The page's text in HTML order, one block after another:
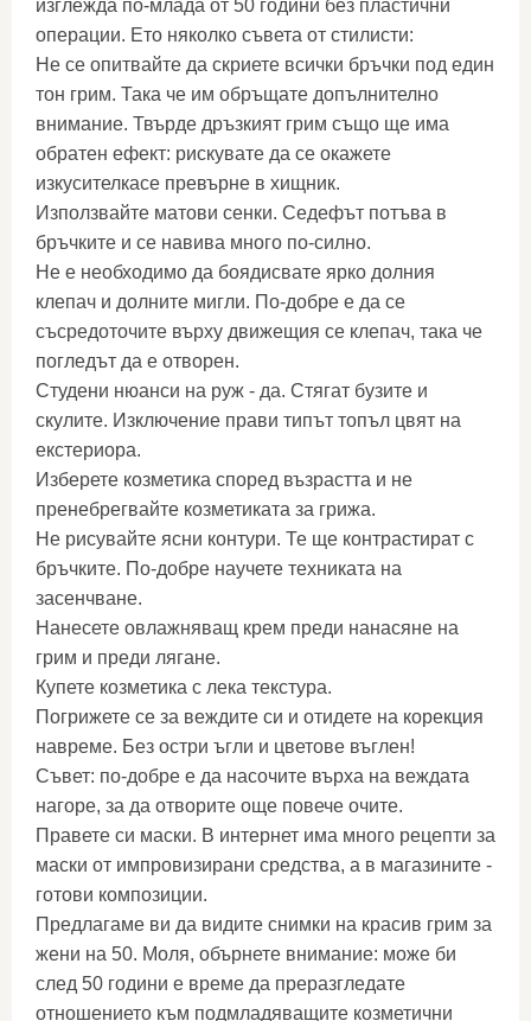
изглежда по-млада от 50 години без пластични
операции. Ето няколко съвета от стилисти:
Не се опитвайте да скриете всички бръчки под един
тон грим. Така че им обръщате допълнително
внимание. Твърде дръзкият грим също ще има
обратен ефект: рискувате да се окажете
изкусителкасе превърне в хищник.
Използвайте матови сенки. Седефът потъва в
бръчките и се навива много по-силно.
Не е необходимо да боядисвате ярко долния
клепач и долните мигли. По-добре е да се
съсредоточите върху движещия се клепач, така че
погледът да е отворен.
Студени нюанси на руж - да. Стягат бузите и
скулите. Изключение прави типът топъл цвят на
екстериора.
Изберете козметика според възрастта и не
пренебрегвайте козметиката за грижа.
Не рисувайте ясни контури. Те ще контрастират с
бръчките. По-добре научете техниката на
засенчване.
Нанесете овлажняващ крем преди нанасяне на
грим и преди лягане.
Купете козметика с лека текстура.
Погрижете се за веждите си и отидете на корекция
навреме. Без остри ъгли и цветове въглен!
Съвет: по-добре е да насочите върха на веждата
нагоре, за да отворите още повече очите.
Правете си маски. В интернет има много рецепти за
маски от импровизирани средства, а в магазините -
готови композиции.
Предлагаме ви да видите снимки на красив грим за
жени на 50. Моля, обърнете внимание: може би
след 50 години е време да преразгледате
отношението към подмладяващите козметични